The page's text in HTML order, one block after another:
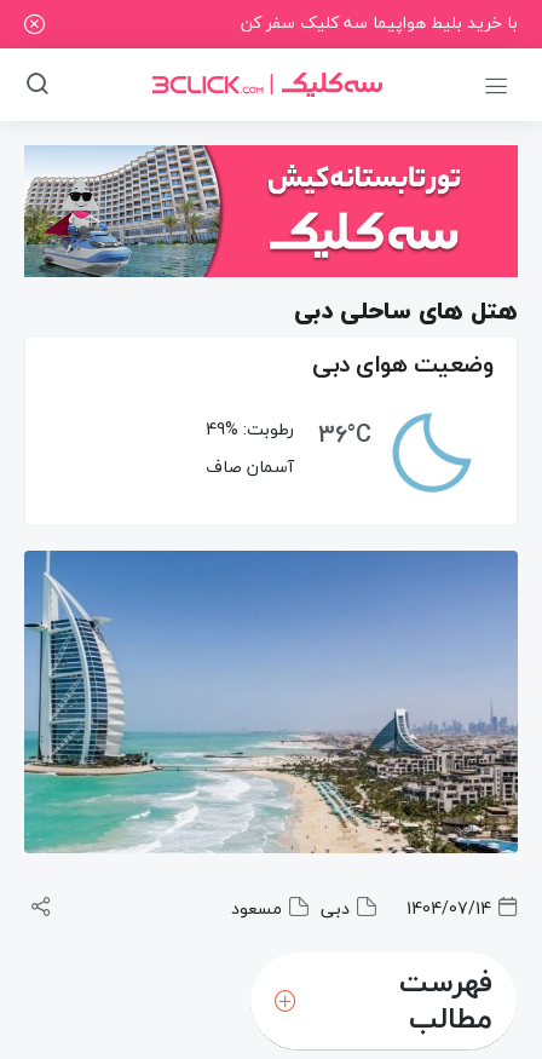
با خرید بلیط هواپیما سه کلیک سفر کن
هتل های ساحلی دبی
وضعیت هوای دبی
36°C
رطوبت: 49%
آسمان صاف
1404/07/14 دبی مسعود
فهرست
مطالب